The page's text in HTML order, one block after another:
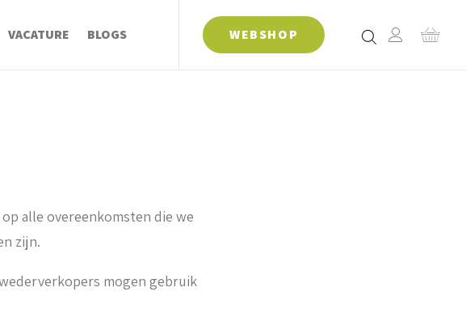
VACATURE BLOGS WEBSHOP
alle overeenkomsten die we
zijn.
mogen gebruik